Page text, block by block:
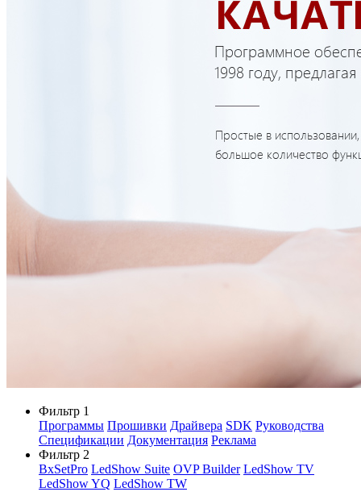
Фильтр 1
Программы Прошивки Драйвера SDK Руководства
Спецификации Документация Реклама
Фильтр 2
BxSetPro LedShow Suite OVP Builder LedShow TV
LedShow YQ LedShow TW